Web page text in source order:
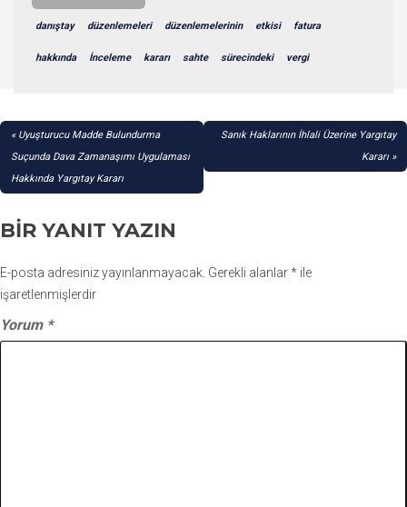
danıştay düzenlemeleri düzenlemelerinin etkisi fatura
hakkında İnceleme kararı sahte sürecindeki vergi
YAZI
GEZINMESI
Uyuşturucu Madde Bulundurma
Suçunda Dava Zamanaşımı Uygulaması
Hakkında Yargıtay Kararı
Sanık Haklarının İhlali Üzerine Yargıtay
Kararı
BIR YANIT YAZIN
E-posta adresiniz yayınlanmayacak. Gerekli alanlar* ile
işaretlenmişlerdir
Yorum *